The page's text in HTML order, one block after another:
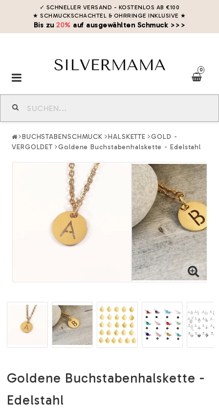
✓ SCHNELLER VERSAND - KOSTENLOS AB €100
★ SCHMUCKSCHACHTEL & OHRRINGE INKLUSIVE ★
Bis zu20% auf ausgewählten Schmuck >>>
0
Toggle
navigation
BUCHSTABENSCHMUCK HALSKETTE
GOLD -
VERGOLDET
Goldene Buchstabenhalskette - Edelstahl
Goldene Buchstabenhalskette -
Edelstahl